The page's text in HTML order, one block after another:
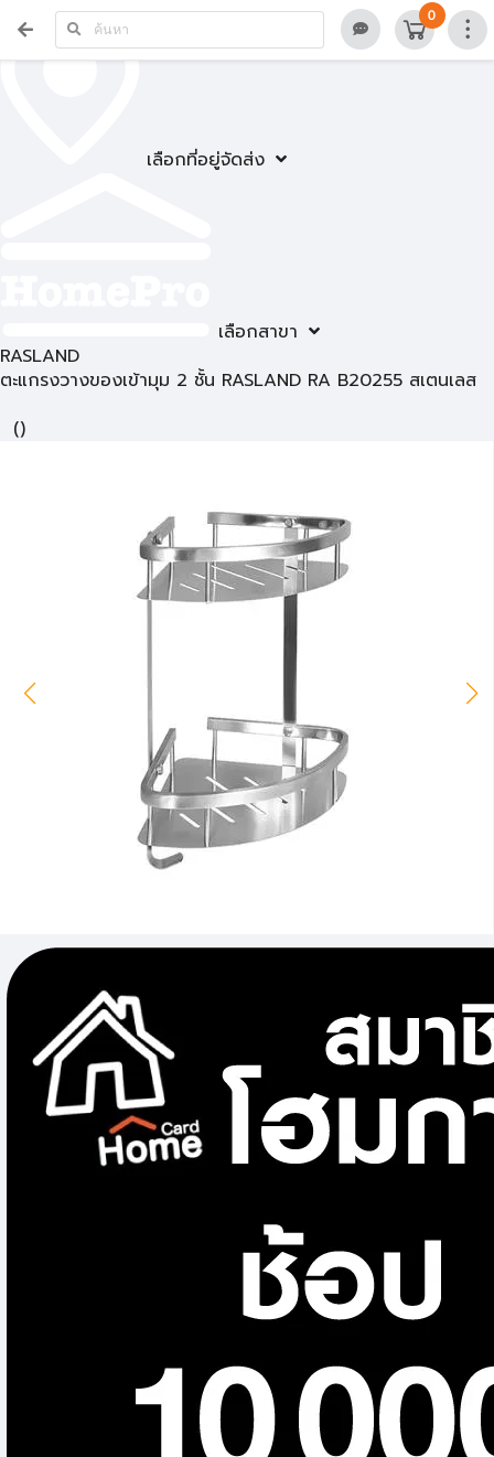
เลือกที่อยู่จัดส่ง
เลือกสาขา
0
RASLAND
ตะแกรงวางของเข้ามุม 2 ชั้น RASLAND RA B20255 สเตนเลส
()